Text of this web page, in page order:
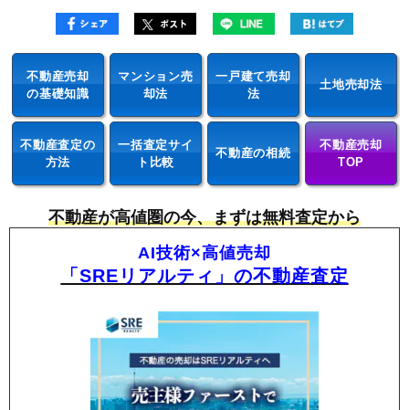
不動産売却
の基礎知識
マンション売
却法
一戸建て売却
法
土地売却法
不動産査定の
方法
一括査定サイ
ト比較
不動産の相続
不動産売却
TOP
不動産が高値圏の今、まずは無料査定から
AI技術×高値売却
「SREリアルティ」の不動産査定